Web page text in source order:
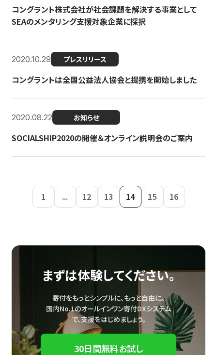
コングラント株式会社が社会課題を解決する事業として
SEAのメンタリング支援対象企業に採択
2020.10.29 プレスリリース
コングラントは全国公益法人協会と提携を開始しました
2020.08.22 お知らせ
SOCIALSHIP2020の開催＆オンライン説明会のご案内
1 ... 12 13 14 15 16
まずは体験してください。
寄付をもっとシンプルに、もっと自由に。
国内No.1のオールインワン寄付DXシステム
で、支援をはじめましょう。
30日間無料お試し